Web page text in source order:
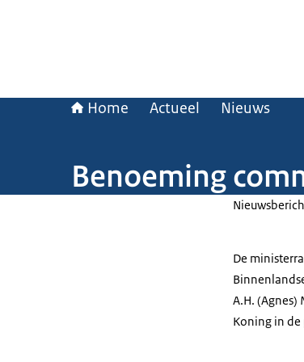
Home Actueel Nieuws
Benoeming
De
A.H.
Koning in